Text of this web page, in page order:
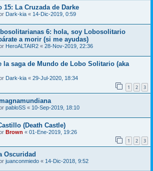
15: La Cruzada de Darke
Dark-kia « 14-Dic-2019, 0:59
6: hola, soy Lobosolitario
a morir (si me ayudas)
HeroALTAIR2 « 28-Nov-2019, 22:36
la saga de Mundo de Lobo Solitario (aka
Dark-kia « 29-Jul-2020, 18:34
1 2 3
pabloSS « 10-Sep-2019, 18:10
(Death Castle)
Brown « 01-Ene-2019, 19:26
1 2 3
Oscuridad
juanconmiedo « 14-Dic-2018, 9:52